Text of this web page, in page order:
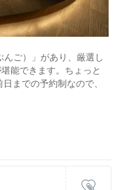
ご）」があり、厳選し
能できます。ちょっと
までの予約制なので、